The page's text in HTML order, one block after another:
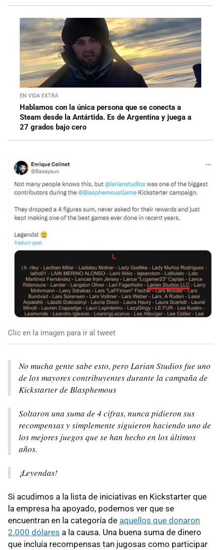
EN VIDA EXTRA
Hablamos con la única persona que se conecta a
Steam desde la Antártida. Es de Argentina y juega a
27 grados bajo cero
Clic en la imagen para ir al tweet
No mucha gente sabe esto, pero Larian Studios fue uno
de los mayores contribuyentes durante la campaña de
Kickstarter de Blasphemous
Soltaron una suma de 4 cifras, nunca pidieron sus
recompensas y simplemente siguieron haciendo uno de
los mejores juegos que se han hecho en los últimos
años.
¡Leyendas!
Si acudimos a la lista de iniciativas en Kickstarter que
la empresa ha apoyado, podemos ver que se
encuentran en la categoría de aquellos que donaron
2.000 dólares a la causa. Una buena suma de dinero
que incluía recompensas tan jugosas como participar